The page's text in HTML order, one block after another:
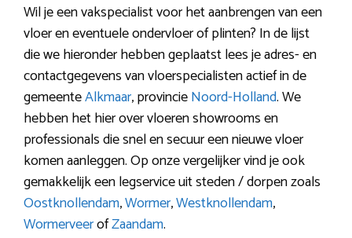
Wil je een vakspecialist voor het aanbrengen van een
vloer en eventuele ondervloer of plinten? In de lijst
die we hieronder hebben geplaatst lees je adres- en
contactgegevens van vloerspecialisten actief in de
gemeenteAlkmaar, provincieNoord-Holland. We
hebben het hier over vloeren showrooms en
professionals die snel en secuur een nieuwe vloer
komen aanleggen. Op onze vergelijker vind je ook
gemakkelijk een legservice uit steden / dorpen zoals
Oostknollendam,Wormer,Westknollendam,
WormerveerofZaandam.